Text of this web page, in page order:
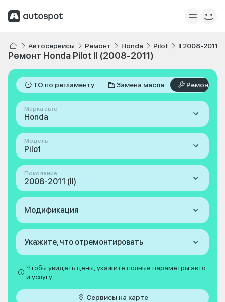
Автосервисы Ремонт Honda Pilot II 2008-2011
Ремонт Honda Pilot II (2008-2011)
ТО по регламенту Замена масла Ремонт
Марка авто
Honda
Модель
Pilot
Поколение
2008-2011 (II)
Модификация
Укажите, что отремонтировать
Чтобы увидеть цены, укажите полные параметры авто
и услугу
Сервисы на карте